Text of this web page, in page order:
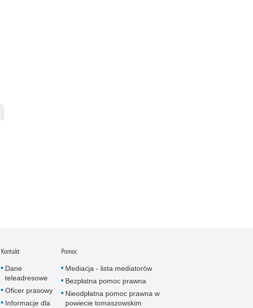
Kontakt
Dane
teleadresowe
Oficer prasowy
Informacje dla
Pomoc
Mediacja - lista mediatorów
Bezpłatna pomoc prawna
Nieodpłatna pomoc prawna w
powiecie tomaszowskim